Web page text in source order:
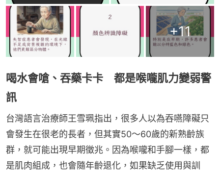
+11
喝水會嗆、吞藥卡卡 都是喉嚨肌力變弱警
訊
台灣語言治療師王雪珮指出，很多人以為吞嚥障礙只
會發生在很老的長者，但其實50～60歲的新熟齡族
群，就可能出現早期徵兆。因為喉嚨和手腳一樣，都
是肌肉組成，也會隨年齡退化，如果缺乏使用與訓